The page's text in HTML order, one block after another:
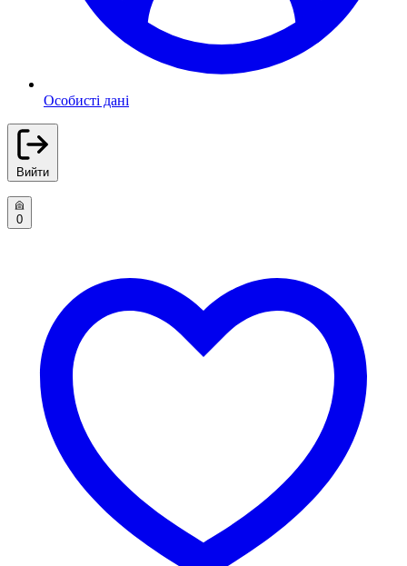
Особисті дані
Вийти
0